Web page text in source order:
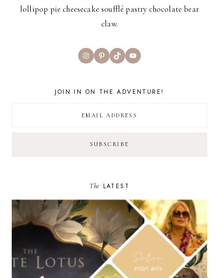
lollipop pie cheesecake soufflé pastry chocolate bear
claw.
InstagramPinterest
TikTokYouTube
JOIN IN ON THE ADVENTURE!
The LATEST